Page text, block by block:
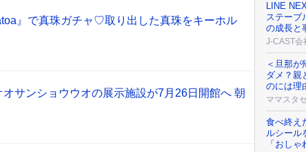
』で真珠ガチャ♡取り出した真珠をキーホル
サンショウウオの展示施設が7月26日開館へ 朝
LINE
ステーブ
の成長と
J-CAST会
＜旦那が
ダメ？親
のには理
ママスタ
食べ終え
ルシール
「おし